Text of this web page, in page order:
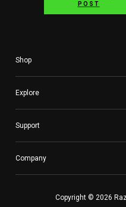
POST
Shop
Explore
Support
Company
Copyright © 2026